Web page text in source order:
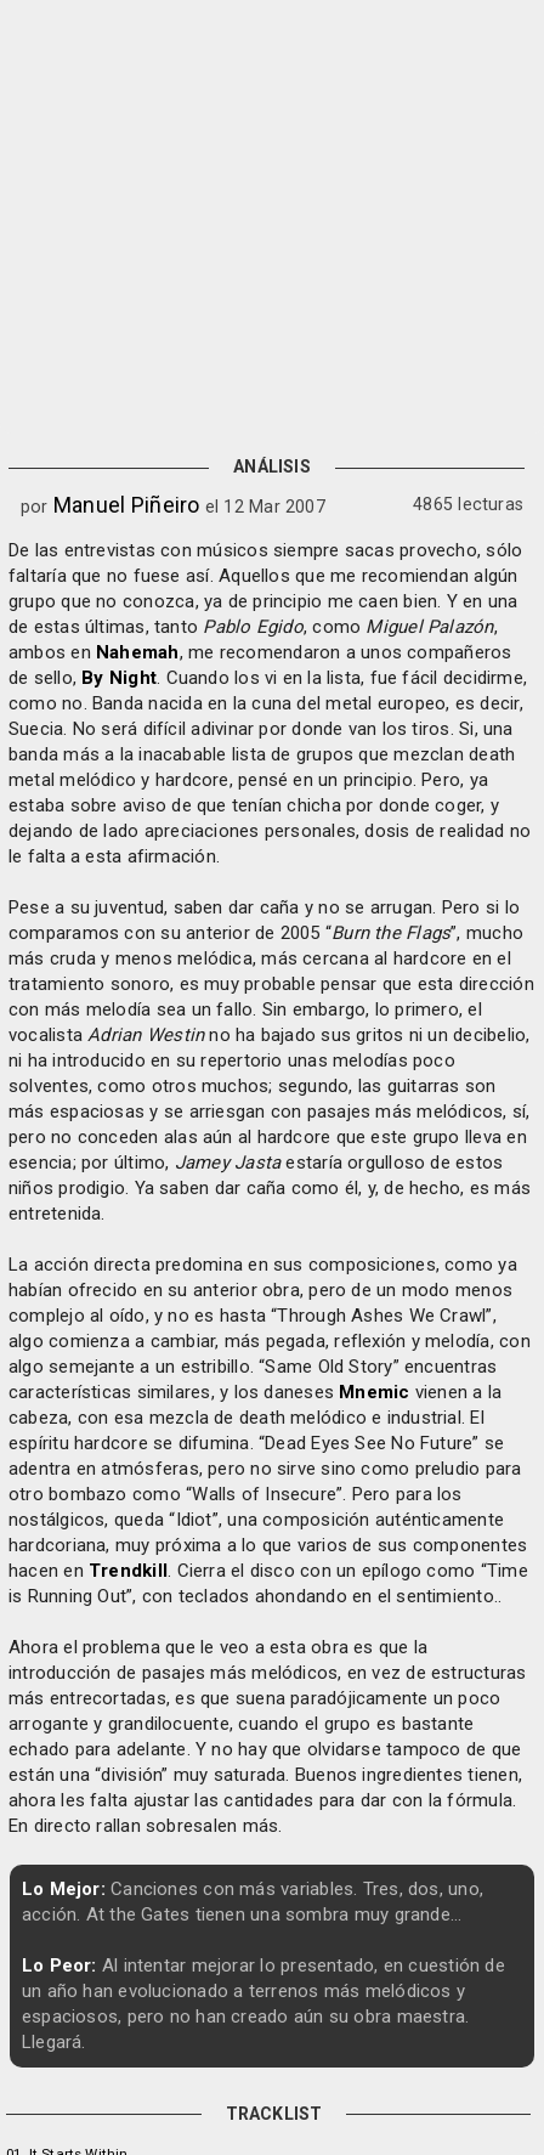
ANÁLISIS
por Manuel Piñeiro el 12 Mar 2007 4865 lecturas
De las entrevistas con músicos siempre sacas provecho, sólo
faltaría que no fuese así. Aquellos que me recomiendan algún
grupo que no conozca, ya de principio me caen bien. Y en una
de estas últimas, tanto Pablo Egido, como Miguel Palazón,
ambos en Nahemah, me recomendaron a unos compañeros
de sello, By Night. Cuando los vi en la lista, fue fácil decidirme,
como no. Banda nacida en la cuna del metal europeo, es decir,
Suecia. No será difícil adivinar por donde van los tiros. Si, una
banda más a la inacabable lista de grupos que mezclan death
metal melódico y hardcore, pensé en un principio. Pero, ya
estaba sobre aviso de que tenían chicha por donde coger, y
dejando de lado apreciaciones personales, dosis de realidad no
le falta a esta afirmación.
Pese a su juventud, saben dar caña y no se arrugan. Pero si lo
comparamos con su anterior de 2005 “Burn the Flags”, mucho
más cruda y menos melódica, más cercana al hardcore en el
tratamiento sonoro, es muy probable pensar que esta dirección
con más melodía sea un fallo. Sin embargo, lo primero, el
vocalistaAdrian Westinno ha bajado sus gritos ni un decibelio,
ni ha introducido en su repertorio unas melodías poco
solventes, como otros muchos; segundo, las guitarras son
más espaciosas y se arriesgan con pasajes más melódicos, sí,
pero no conceden alas aún al hardcore que este grupo lleva en
esencia; por último, Jamey Jastaestaría orgulloso de estos
niños prodigio. Ya saben dar caña como él, y, de hecho, es más
entretenida.
La acción directa predomina en sus composiciones, como ya
habían ofrecido en su anterior obra, pero de un modo menos
complejo al oído, y no es hasta “Through Ashes We Crawl”,
algo comienza a cambiar, más pegada, reflexión y melodía, con
algo semejante a un estribillo. “Same Old Story” encuentras
características similares, y los daneses Mnemic vienen a la
cabeza, con esa mezcla de death melódico e industrial. El
espíritu hardcore se difumina. “Dead Eyes See No Future” se
adentra en atmósferas, pero no sirve sino como preludio para
otro bombazo como “Walls of Insecure”. Pero para los
nostálgicos, queda “Idiot”, una composición auténticamente
hardcoriana, muy próxima a lo que varios de sus componentes
hacen en Trendkill. Cierra el disco con un epílogo como “Time
is Running Out”, con teclados ahondando en el sentimiento..
Ahora el problema que le veo a esta obra es que la
introducción de pasajes más melódicos, en vez de estructuras
más entrecortadas, es que suena paradójicamente un poco
arrogante y grandilocuente, cuando el grupo es bastante
echado para adelante. Y no hay que olvidarse tampoco de que
están una “división” muy saturada. Buenos ingredientes tienen,
ahora les falta ajustar las cantidades para dar con la fórmula.
En directo rallan sobresalen más.
Lo Mejor: Canciones con más variables. Tres, dos, uno,
acción. At the Gates tienen una sombra muy grande…
Lo Peor: Al intentar mejorar lo presentado, en cuestión de
un año han evolucionado a terrenos más melódicos y
espaciosos, pero no han creado aún su obra maestra.
Llegará.
TRACKLIST